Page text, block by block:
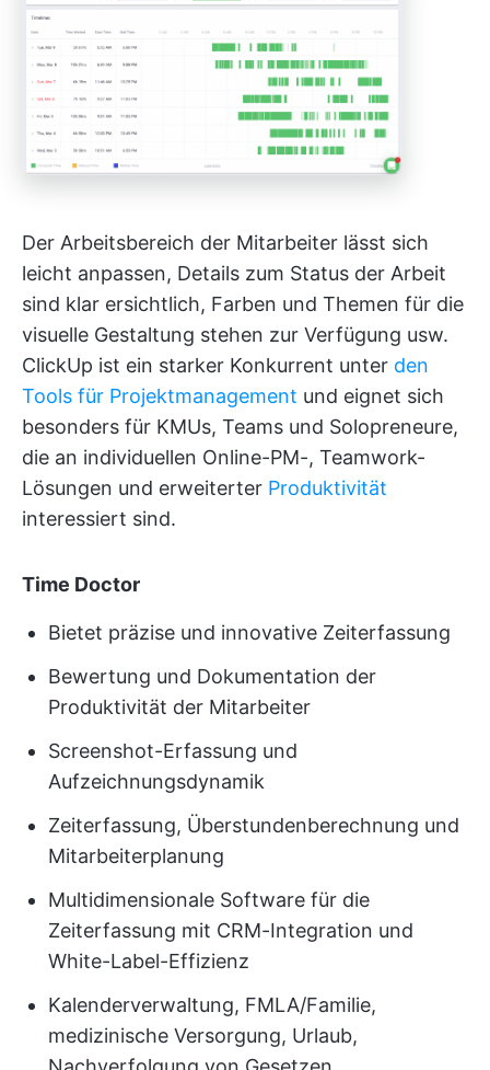
Der Arbeitsbereich der Mitarbeiter lässt sich
leicht anpassen, Details zum Status der Arbeit
sind klar ersichtlich, Farben und Themen für die
visuelle Gestaltung stehen zur Verfügung usw.
ClickUp ist ein starker Konkurrent unter den
Tools für Projektmanagement und eignet sich
besonders für KMUs, Teams und Solopreneure,
die an individuellen Online-PM-, Teamwork-
Lösungen und erweiterter Produktivität
interessiert sind.
Time Doctor
Bietet präzise und innovative Zeiterfassung
Bewertung und Dokumentation der
Produktivität der Mitarbeiter
Screenshot-Erfassung und
Aufzeichnungsdynamik
Zeiterfassung, Überstundenberechnung und
Mitarbeiterplanung
Multidimensionale Software für die
Zeiterfassung mit CRM-Integration und
White-Label-Effizienz
Kalenderverwaltung, FMLA/Familie,
medizinische Versorgung, Urlaub,